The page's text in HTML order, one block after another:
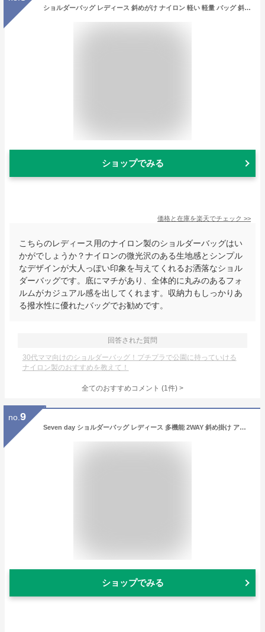
ショルダーバッグ レディース 斜めがけ ナイロン 軽い 軽量 バッグ 斜めがけバック ショルダー バック かわいい 斜めがけバッグ ミニショルダーバッグ ワンショルダーバッグ メンズ かばん おしゃれ 旅行バッグ 撥水加工 KMD-SHS プレゼント 実用的 eitoshow
ショップでみる
価格と在庫を楽天でチェック >>
こちらのレディース用のナイロン製のショルダーバッグはい
かがでしょうか？ナイロンの微光沢のある生地感とシンプル
なデザインが大人っぽい印象を与えてくれるお洒落なショル
ダーバッグです。底にマチがあり、全体的に丸みのあるフォ
ルムがカジュアル感を出してくれます。収納力もしっかりあ
る撥水性に優れたバッグでお勧めです。
回答された質問
30代ママ向けのショルダーバッグ！プチプラで公園に持っていける
ナイロン製のおすすめを教えて！
全てのおすすめコメント (1件) >
no. 9
Seven day ショルダーバッグ レディース 多機能 2WAY 斜め掛け アウトドア ナイロン トートバッグ 防水加工 小物整理 鞄 カジュアル 通学 通勤 ビジネス 人気 出張 軽量 営業 就活 手さげバッグ オールシーズン 無地 男女兼用 (ブルー)
ショップでみる